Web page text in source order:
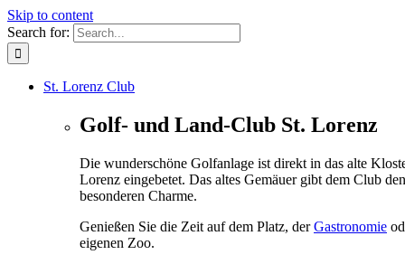
Skip to content
Search for:
St. Lorenz Club
Golf- und Land-Club St. Lorenz
Die wunderschöne Golfanlage ist direkt in das alte
Lorenz eingebetet. Das altes Gemäuer gibt dem Club
besonderen Charme.
Genießen Sie die Zeit auf dem Platz, derGastronomie
eigenen Zoo.